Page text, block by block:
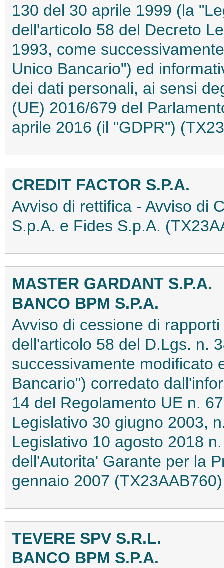
130 del 30 aprile 1999 (la
dell'articolo 58 del Decreto
1993, come
Unico Bancario") ed
dei dati personali, ai sensi
(UE) 2016/679 del
aprile 2016 (il "GDPR")
CREDIT FACTOR S.P.A.
Avviso di rettifica - Avviso di
S.p.A. e Fides S.p.A.
MASTER GARDANT S.P.A.
BANCO BPM S.P.A.
Avviso di cessione di
dell'articolo 58 del D.Lgs. n.
successivamente modificato
Bancario") corredato
14 del Regolamento UE n.
Legislativo 30 giugno 2003,
Legislativo 10 agosto 2018
dell'Autorita' Garante per la
gennaio 2007 (TX23AAB760)
TEVERE SPV S.R.L.
BANCO BPM S.P.A.